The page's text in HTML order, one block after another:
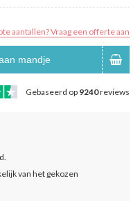
aantallen? Vraag een offerte aan
mandje
Gebaseerd op 9240reviews
van het gekozen